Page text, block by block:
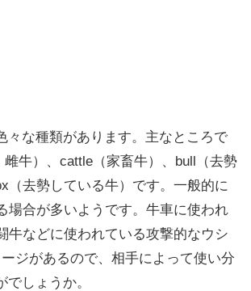
々な種類があります。主なところで
雌牛）、cattle（家畜牛）、bull（去勢
（去勢している牛）です。一般的に
場合が多いようです。牛車に使われ
牛などに使われている攻撃的なウシ
ジがあるので、相手によって使い分
しょうか。